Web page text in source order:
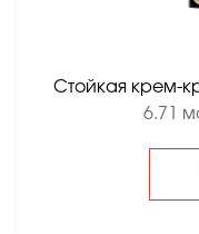
Стойкая крем-
6.71